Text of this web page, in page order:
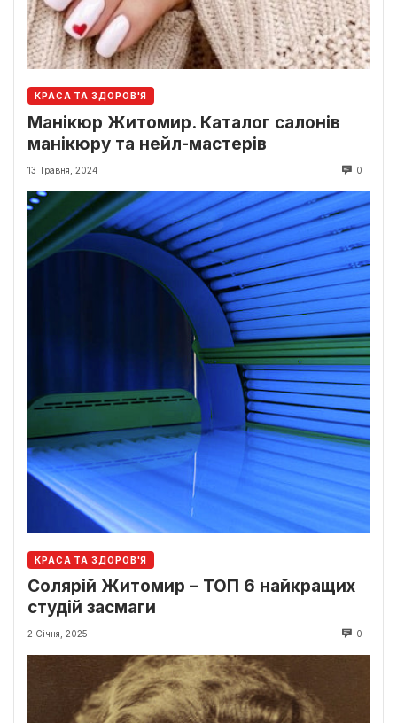
КРАСА ТА ЗДОРОВ'Я
Манікюр Житомир. Каталог салонів
манікюру та нейл-мастерів
13 Травня, 2024 0
КРАСА ТА ЗДОРОВ'Я
Солярій Житомир – ТОП 6 найкращих
студій засмаги
2 Січня, 2025 0